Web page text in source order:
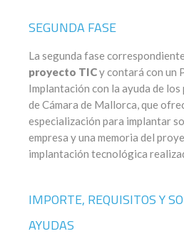
SEGUNDA FASE
La segunda fase
proyecto TICy contará con un
Implantación con la ayuda de
de Cámara de Mallorca, que
especialización para implantar
empresa y una memoria del
implantación tecnológica
IMPORTE, REQUISITOS Y
AYUDAS